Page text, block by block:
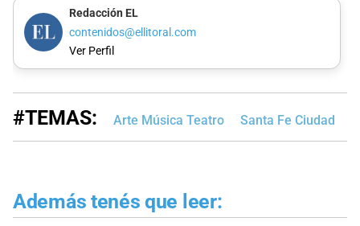
Redacción EL
contenidos@ellitoral.com
Ver Perfil
#TEMAS: Arte Música Teatro Santa Fe Ciudad
Además tenés que leer: